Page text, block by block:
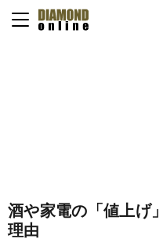
酒や家電の「値上げ
理由